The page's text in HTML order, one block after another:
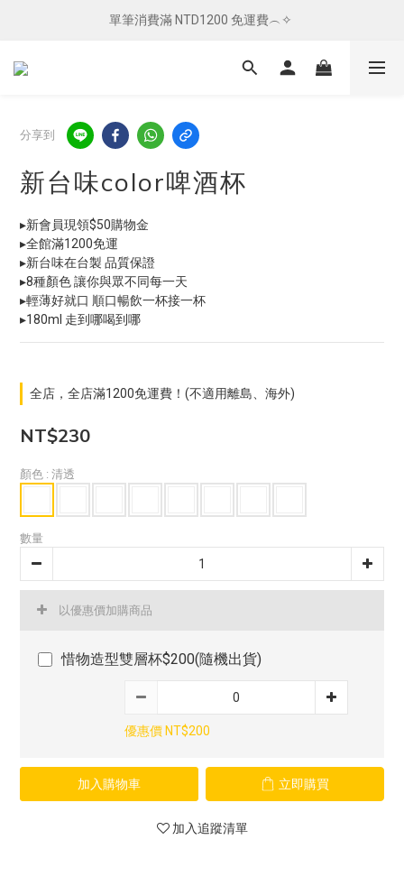
單筆消費滿 NTD1200 免運費︵✧
單筆消費滿 NTD1200 免運費︵✧
總柴發福利 ✦ 全館滿 $800 贈紅包袋
分享到
新台味color啤酒杯
▸新會員現領$50購物金
▸全館滿1200免運
▸新台味在台製 品質保證
▸8種顏色 讓你與眾不同每一天
▸輕薄好就口 順口暢飲一杯接一杯
▸180ml 走到哪喝到哪
全店，全店滿1200免運費！(不適用離島、海外)
NT$230
顏色 : 清透
數量
以優惠價加購商品
惜物造型雙層杯$200(隨機出貨)
優惠價 NT$200
加入購物車 立即購買
加入追蹤清單